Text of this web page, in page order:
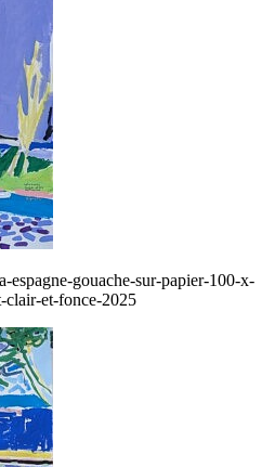
espagne-gouache-sur-papier-100-x-
clair-et-fonce-2025